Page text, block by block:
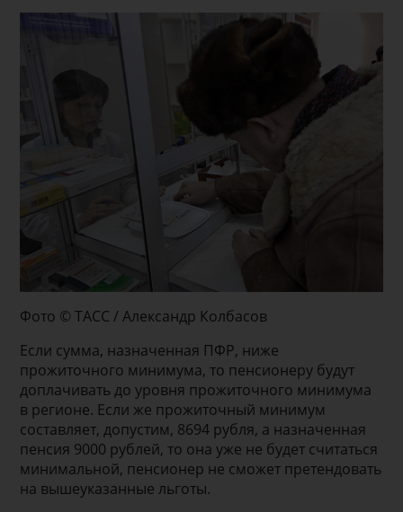
Фото © ТАСС / Александр Колбасов
Если сумма, назначенная ПФР, ниже
прожиточного минимума, то пенсионеру будут
доплачивать до уровня прожиточного минимума
в регионе. Если же прожиточный минимум
составляет, допустим, 8694 рубля, а назначенная
пенсия 9000 рублей, то она уже не будет считаться
минимальной, пенсионер не сможет претендовать
на вышеуказанные льготы.